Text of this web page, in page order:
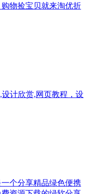
物捡宝贝就来淘优折
设计欣赏,网页教程，设
个分享精品绿色便携